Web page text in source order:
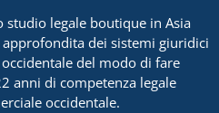
studio legale boutique in Asia
approfondita dei sistemi giuridici
del modo di fare
anni di competenza legale
occidentale.